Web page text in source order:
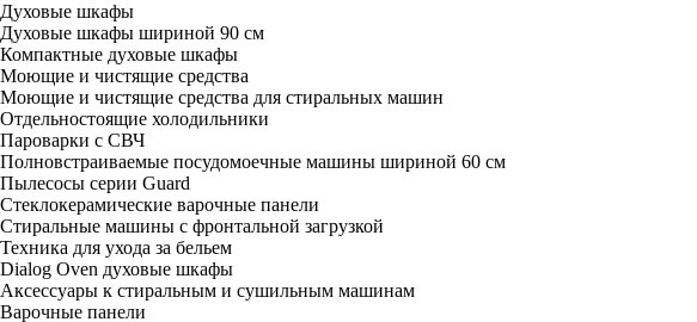
Духовые шкафы
Духовые шкафы шириной 90 см
Компактные духовые шкафы
Моющие и чистящие средства
Моющие и чистящие средства для стиральных машин
Отдельностоящие холодильники
Пароварки с СВЧ
Полновстраиваемые посудомоечные машины шириной 60 см
Пылесосы серии Guard
Стеклокерамические варочные панели
Стиральные машины с фронтальной загрузкой
Техника для ухода за бельем
Dialog Oven духовые шкафы
Аксессуары к стиральным и сушильным машинам
Варочные панели